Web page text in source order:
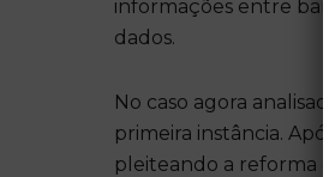
informações entre
dados.
No caso agora
primeira instância.
pleiteando a reforma